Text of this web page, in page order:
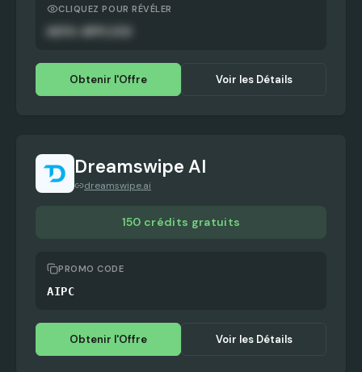
CLIQUEZ POUR RÉVÉLER
Obtenir l'Offre Voir les Détails
Dreamswipe AI
dreamswipe.ai
150 crédits gratuits
PROMO CODE
AIPC
Obtenir l'Offre Voir les Détails